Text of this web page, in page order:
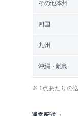
その他本州
四国
九州
沖縄・離島
※ 1点あたりの